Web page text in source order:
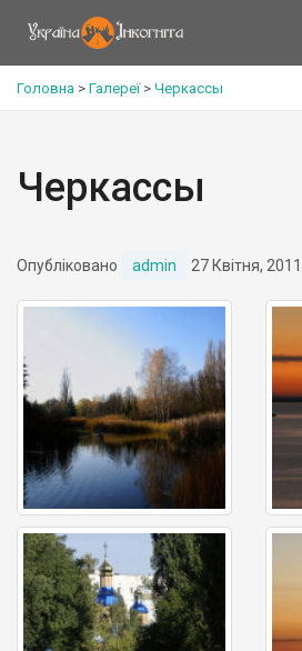
Головна > Галереї> Черкассы
Черкассы
Опубліковано admin 27 Квітня, 2011